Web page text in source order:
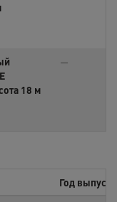
18 м
—
Год выпуска